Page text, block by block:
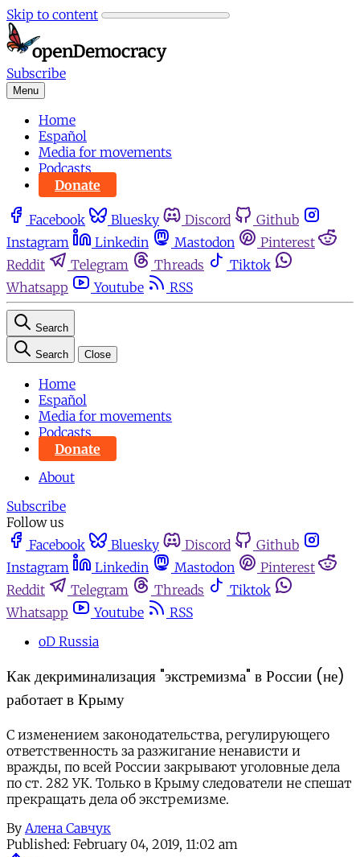
Skip to content
Subscribe
Menu
Home
Español
Media for movements
Podcasts
Donate
Facebook Bluesky Discord
Github
Instagram
Linkedin Mastodon
Pinterest
Reddit
Telegram Threads
Tiktok
Whatsapp
Youtube RSS
Search
Search Close
Home
Español
Media for movements
Podcasts
Donate
About
Subscribe
Follow us
Facebook
Bluesky Discord
Github
Instagram
Linkedin Mastodon
Pinterest
Reddit
Telegram Threads
Tiktok
Whatsapp
Youtube
RSS
oD Russia
Как декриминализация "экстремизма" в России (не)
работает в Крыму
С изменением законодательства, регулирующего
ответственность за разжигание ненависти и
вражды, по всей России закрывают уголовные дела
по ст. 282 УК. Только в Крыму следователи не спешат
прекращать дела об экстремизме.
By Алена Савчук
Published: February 04, 2019, 11:02 am